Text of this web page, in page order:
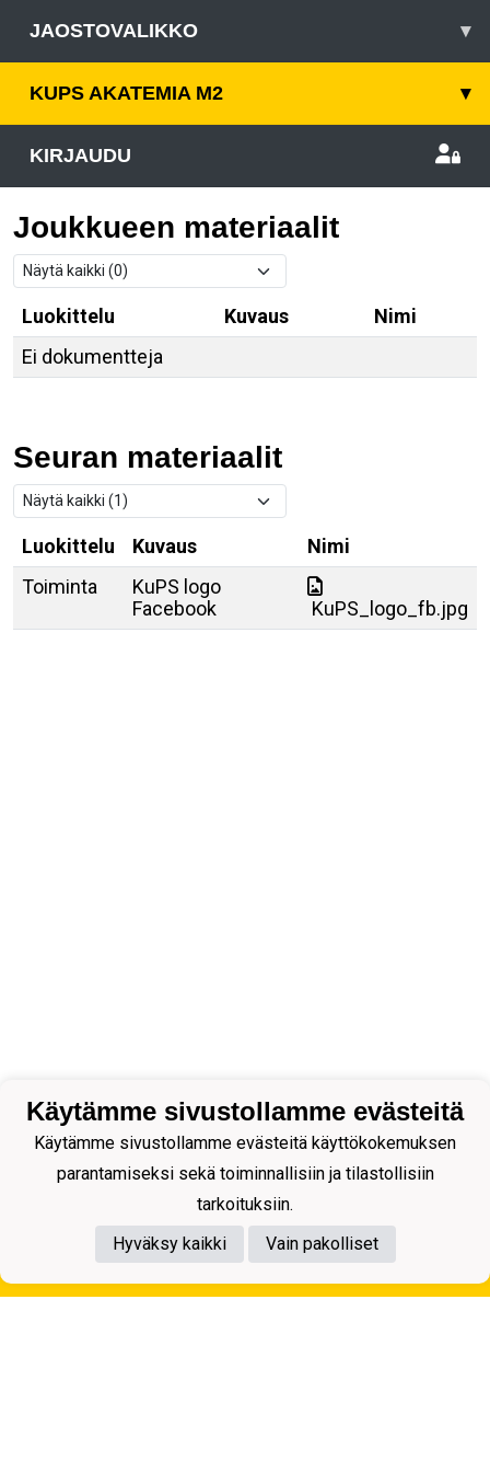
JAOSTOVALIKKO ▾
KUPS AKATEMIA M2 ▾
KIRJAUDU
Joukkueen materiaalit
Luokittelu Kuvaus
Nimi
Ei dokumentteja
Seuran materiaalit
Luokittelu Kuvaus
Nimi
Toiminta
KuPS logo
Facebook
KuPS_logo_fb.jpg
Tietosuojaseloste
Käytämme sivustollamme evästeitä
Käytämme sivustollamme evästeitä käyttökokemuksen
parantamiseksi sekä toiminnallisiin ja tilastollisiin
tarkoituksiin.
Hyväksy kaikki
Vain pakolliset